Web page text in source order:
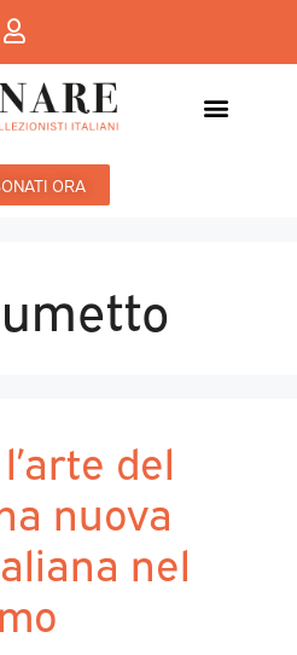
ORA
del
nuova
nel